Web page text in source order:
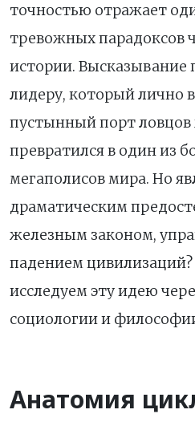
точностью отражает
тревожных парадоксов
истории.
лидеру, который лично
пустынный порт ловцов
превратился в один из
мегаполисов мира. Но
драматическим
железным законом,
падением цивилизаций?
исследуем эту идею
социологии и
Анатомия